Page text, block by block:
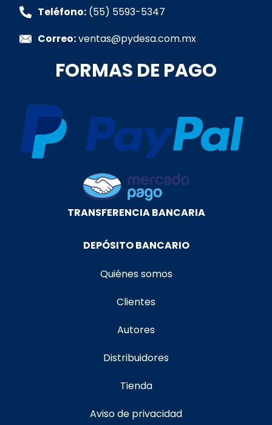
Teléfono: (55) 5593-5347
Correo:ventas@pydesa.com.mx
FORMAS DE PAGO
TRANSFERENCIA BANCARIA
DEPÓSITO BANCARIO
Quiénes somos
Clientes
Autores
Distribuidores
Tienda
Aviso de privacidad